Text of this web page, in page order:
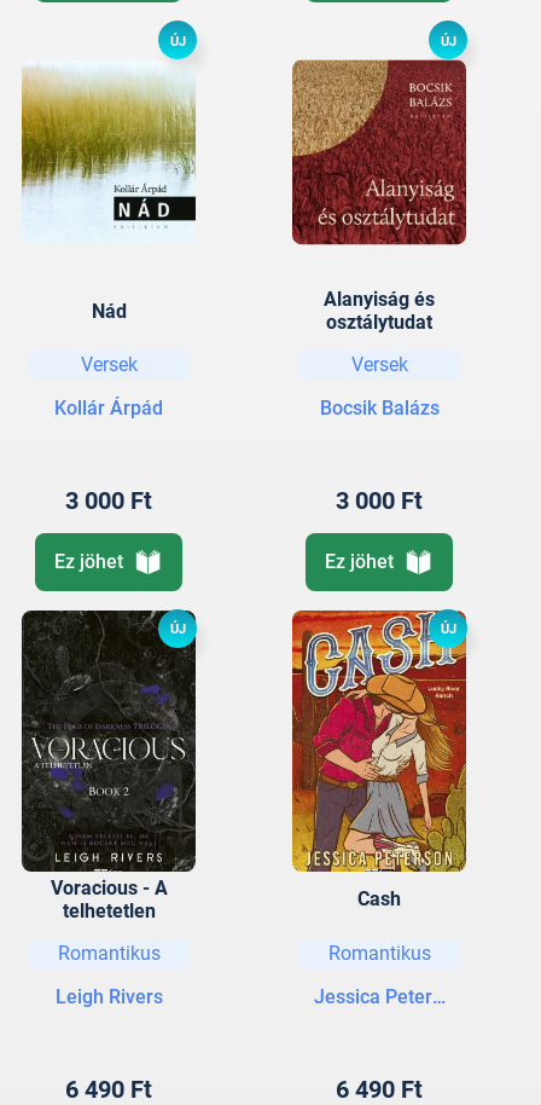
ÚJ
Nád
Versek
Kollár Árpád
3 000 Ft
Ez jöhet
ÚJ
Alanyiság és
osztálytudat
Versek
Bocsik Balázs
3 000 Ft
Ez jöhet
ÚJ
Voracious - A
telhetetlen
Romantikus
Leigh Rivers
6 490 Ft
ÚJ
Cash
Romantikus
Jessica Peterson
6 490 Ft